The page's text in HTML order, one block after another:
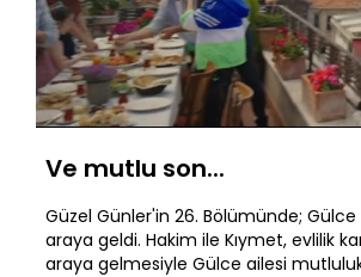
Sesi
Aç
Yüklendi:
7.27%
Ve mutlu son...
Güzel Günler'in 26. Bölümünde;
araya geldi. Hakim ile Kıymet, evlilik
araya gelmesiyle Gülce ailesi